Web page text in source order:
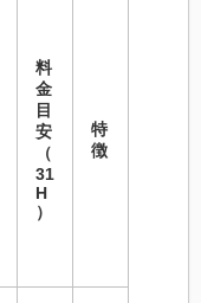
料
金
目
安
（
31
H
）
特
徴